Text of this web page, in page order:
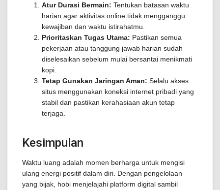
Atur Durasi Bermain: Tentukan batasan waktu
harian agar aktivitas online tidak mengganggu
kewajiban dan waktu istirahatmu.
Prioritaskan Tugas Utama: Pastikan semua
pekerjaan atau tanggung jawab harian sudah
diselesaikan sebelum mulai bersantai menikmati
kopi.
Tetap Gunakan Jaringan Aman: Selalu akses
situs menggunakan koneksi internet pribadi yang
stabil dan pastikan kerahasiaan akun tetap
terjaga.
Kesimpulan
Waktu luang adalah momen berharga untuk mengisi
ulang energi positif dalam diri. Dengan pengelolaan
yang bijak, hobi menjelajahi platform digital sambil